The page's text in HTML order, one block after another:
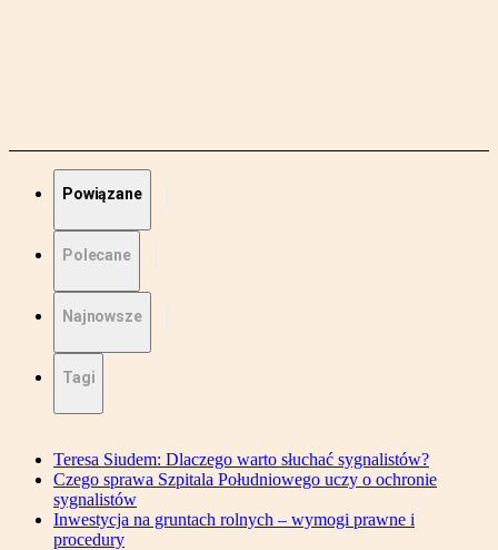
Powiązane
Polecane
Najnowsze
Tagi
Teresa Siudem: Dlaczego warto słuchać sygnalistów?
Czego sprawa Szpitala Południowego uczy o ochronie
sygnalistów
Inwestycja na gruntach rolnych – wymogi prawne i
procedury